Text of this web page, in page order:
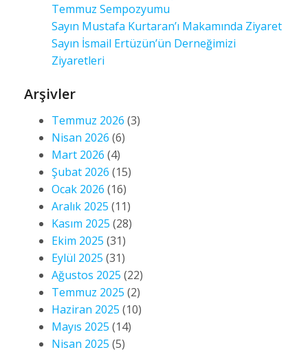
Temmuz Sempozyumu
Sayın Mustafa Kurtaran’ı Makamında Ziyaret
Sayın İsmail Ertüzün’ün Derneğimizi
Ziyaretleri
Arşivler
Temmuz 2026 (3)
Nisan 2026 (6)
Mart 2026 (4)
Şubat 2026 (15)
Ocak 2026 (16)
Aralık 2025 (11)
Kasım 2025 (28)
Ekim 2025 (31)
Eylül 2025 (31)
Ağustos 2025 (22)
Temmuz 2025 (2)
Haziran 2025 (10)
Mayıs 2025 (14)
Nisan 2025 (5)